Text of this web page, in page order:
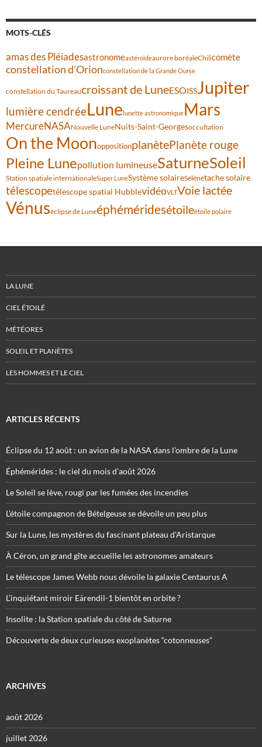
MOTS-CLÉS
amas des Pléiadesastronomeastéroïdeaurore boréaleChilicomète
constellation d'Orionconstellation de la Grande Ourse
constellation du Taureaucroissant de LuneESOISSJupiter
lumière cendréeLune lunette astronomiqueMars
MercureNASANouvelle LuneNuits-Saint-Georgesoccultation
On the MoonoppositionplanètePlanète rouge
Pleine Lunepollution lumineuseSaturneSoleil
Station spatiale internationaleSuper LuneSystème solaireSélénétache solaire
télescopetélescope spatial HubblevidéoVLTVoie lactée
Vénuséclipse de Luneéphéméridesétoileétoile polaire
LA LUNE
CIEL ÉTOILÉ
MÉTÉORES
SOLEIL ET PLANÈTES
LES HOMMES ET LE CIEL
ARTICLES RÉCENTS
Éclipse du 12 août : un avion de la NASA dans l’ombre de la Lune
Éphémérides : le ciel du mois d’août 2026
Le Soleil se lève, rougi par les fumées des incendies
L’étoile compagnon de Bételgeuse se dévoile un peu plus
Sur la Lune, les mystères du fascinant plateau d’Aristarque
À Céron, un grand gîte accueille les astronomes amateurs
Le télescope James Webb nous dévoile la galaxie Centaurus A
L’inquiétant miroir Eärendil-1 bientôt en orbite ?
Insolite : la Station spatiale du côté de Saturne
Découverte de deux curieuses exoplanètes “cotonneuses”
ARCHIVES
août 2026
juillet 2026